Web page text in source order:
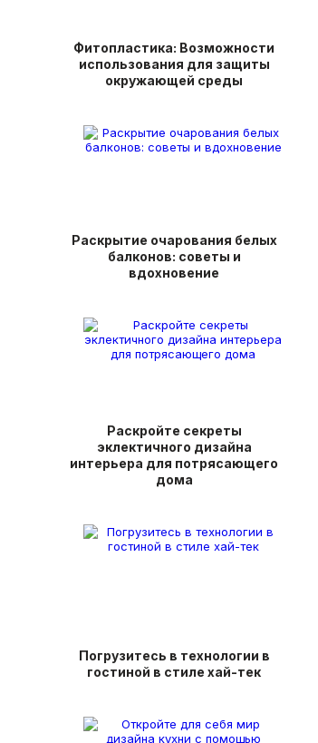
Фитопластика: Возможности
использования для защиты
окружающей среды
Раскрытие очарования белых
балконов: советы и
вдохновение
Раскройте секреты
эклектичного дизайна
интерьера для потрясающего
дома
Погрузитесь в технологии в
гостиной в стиле хай-тек